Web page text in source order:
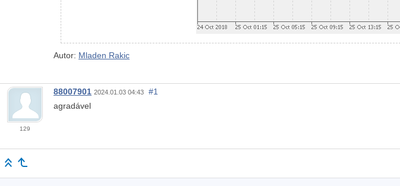
Autor: Mladen Rakic
129
88007901 2024.01.03 04:43
#1
agradável